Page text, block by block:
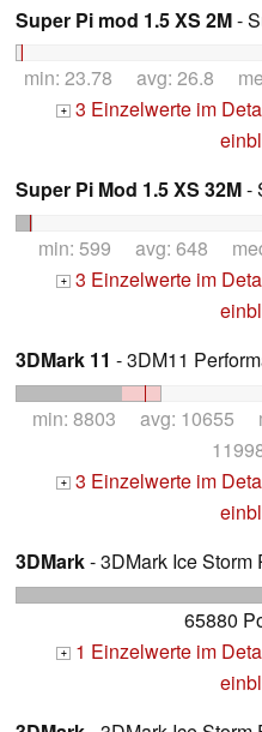
Super Pi mod 1.5 XS 2M-
min: 23.78 avg: 26.8
+ 3 Einzelwerte im
Super Pi Mod 1.5 XS 32M-
min: 599 avg: 648
+ 3 Einzelwerte im
3DMark 11 - 3DM11
min: 8803 avg: 10655
+ 3 Einzelwerte im
3DMark- 3DMark Ice Storm
65880
+ 1 Einzelwerte im